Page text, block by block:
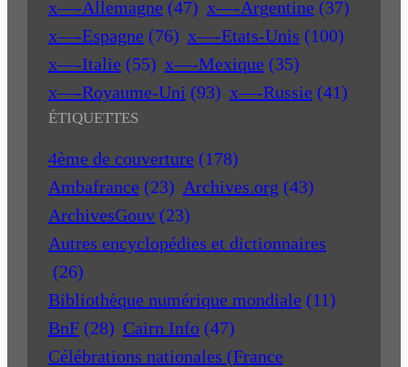
x—-Allemagne (47) x—-Argentine (37)
x—-Espagne (76) x—-Etats-Unis (100)
x—-Italie (55) x—-Mexique (35)
x—-Royaume-Uni (93) x—-Russie (41)
ÉTIQUETTES
4ème de couverture (178)
Ambafrance (23) Archives.org (43)
ArchivesGouv (23)
Autres encyclopédies et dictionnaires
(26)
Bibliothèque numérique mondiale (11)
BnF (28) Cairn Info (47)
Célébrations nationales (France